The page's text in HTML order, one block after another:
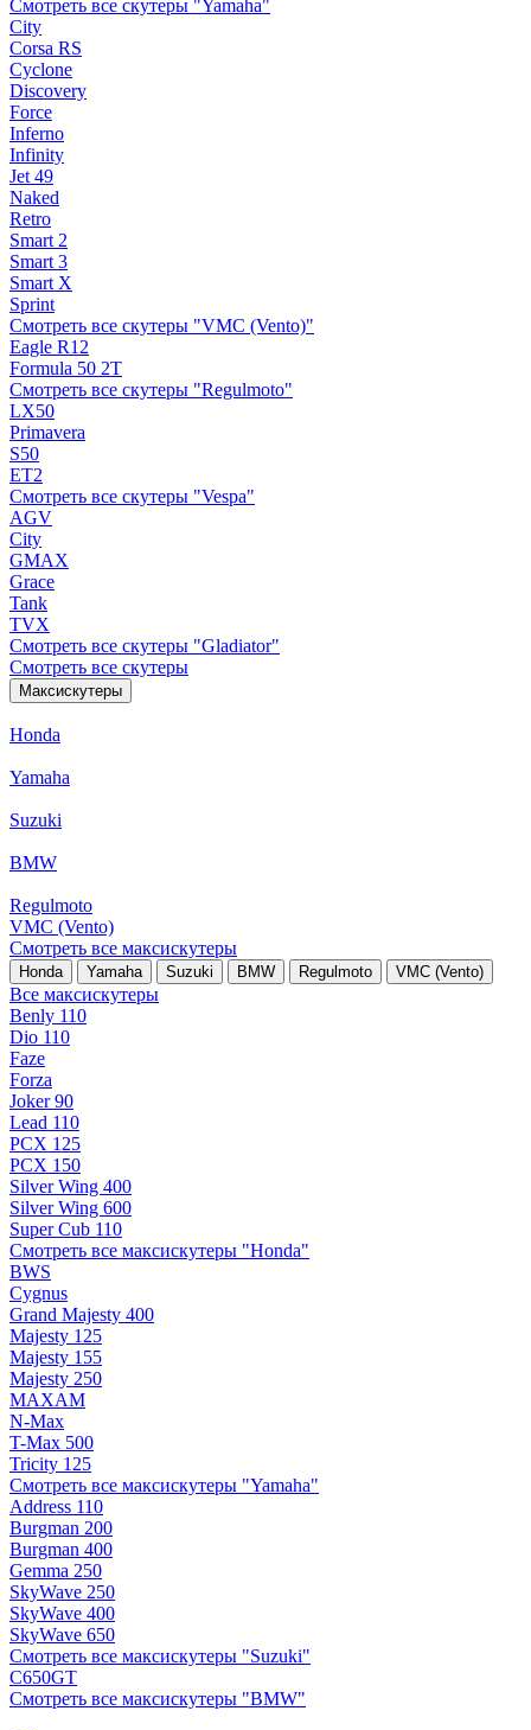
Смотреть все скутеры "Yamaha"
City
Corsa RS
Cyclone
Discovery
Force
Inferno
Infinity
Jet 49
Naked
Retro
Smart 2
Smart 3
Smart X
Sprint
Смотреть все скутеры "VMC (Vento)"
Eagle R12
Formula 50 2Т
Смотреть все скутеры "Regulmoto"
LX50
Primavera
S50
ET2
Смотреть все скутеры "Vespa"
AGV
City
GMAX
Grace
Tank
TVX
Смотреть все скутеры "Gladiator"
Смотреть все скутеры
Максискутеры
Honda
Yamaha
Suzuki
BMW
Regulmoto
VMC (Vento)
Смотреть все максискутеры
Honda Yamaha Suzuki BMW Regulmoto VMC (Vento)
Все максискутеры
Benly 110
Dio 110
Faze
Forza
Joker 90
Lead 110
PCX 125
PCX 150
Silver Wing 400
Silver Wing 600
Super Cub 110
Смотреть все максискутеры "Honda"
BWS
Cygnus
Grand Majesty 400
Majesty 125
Majesty 155
Majesty 250
MAXAM
N-Max
T-Max 500
Tricity 125
Смотреть все максискутеры "Yamaha"
Address 110
Burgman 200
Burgman 400
Gemma 250
SkyWave 250
SkyWave 400
SkyWave 650
Смотреть все максискутеры "Suzuki"
C650GT
Смотреть все максискутеры "BMW"